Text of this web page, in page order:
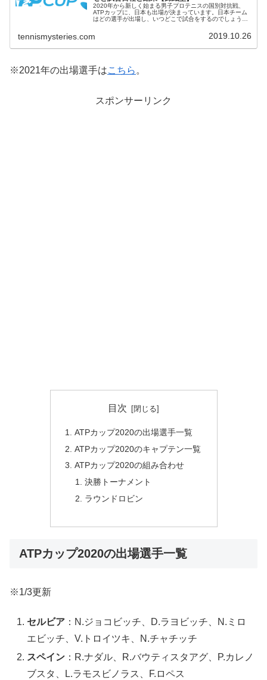
2020年から新しく始まる男子プロテニスの国別対抗戦、
ATPカップに、日本も出場が決まっています。日本チーム
はどの選手が出場し、いつどこで試合をするのでしょう。
tennismysteries.com 2019.10.26
※2021年の出場選手はこちら。
スポンサーリンク
目次
ATPカップ2020の出場選手一覧
ATPカップ2020のキャプテン一覧
ATPカップ2020の組み合わせ
決勝トーナメント
ラウンドロビン
ATPカップ2020の出場選手一覧
※1/3更新
セルビア ：N.ジョコビッチ、D.ラヨビッチ、N.ミロ
エビッチ、V.トロイツキ、N.チャチッチ
スペイン ：R.ナダル、R.バウティスタアグ、P.カレノ
ブスタ、L.ラモスビノラス、F.ロペス